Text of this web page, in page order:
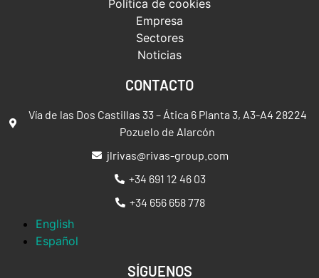
Política de cookies
Empresa
Sectores
Noticias
CONTACTO
Vía de las Dos Castillas 33 – Ática 6 Planta 3, A3-A4 28224
Pozuelo de Alarcón
jlrivas@rivas-group.com
+34 691 12 46 03
+34 656 658 778
English
Español
SÍGUENOS